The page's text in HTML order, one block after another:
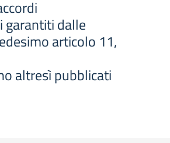
garantiti dalle
articolo 11,
altresì pubblicati